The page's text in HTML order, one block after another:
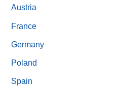
Austria
France
Germany
Poland
Spain